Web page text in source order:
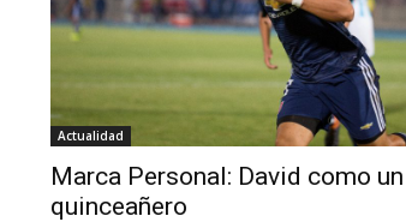
Actualidad
Marca Personal: David como un
quinceañero